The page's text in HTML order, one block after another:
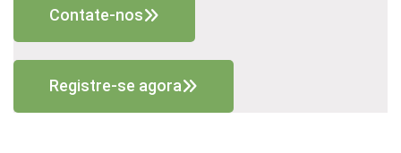
Contate-nos
Registre-se agora